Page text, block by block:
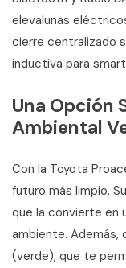
elevalunas
cierre centralizado
inductiva para
Una Opción
Ambiental
Con la Toyota
futuro más limpio.
que la convierte en
ambiente.
(verde), que te